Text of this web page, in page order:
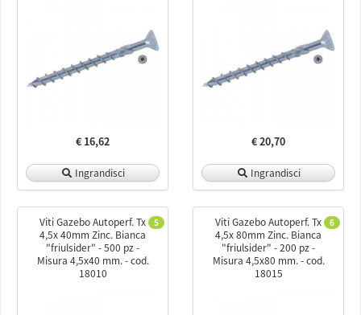
€ 16,62
Ingrandisci
€ 20,70
Ingrandisci
5
Viti Gazebo Autoperf. Tx
4,5x 40mm Zinc. Bianca
"friulsider" - 500 pz -
Misura 4,5x40 mm. - cod.
18010
6
Viti Gazebo Autoperf. Tx
4,5x 80mm Zinc. Bianca
"friulsider" - 200 pz -
Misura 4,5x80 mm. - cod.
18015